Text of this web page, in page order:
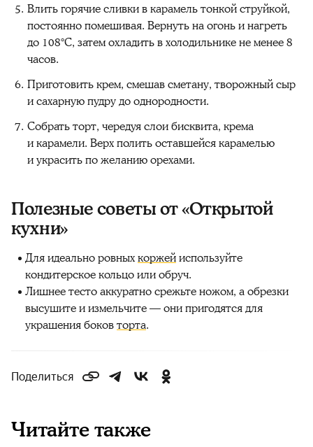
Влить горячие сливки в карамель тонкой струйкой,
постоянно помешивая. Вернуть на огонь и нагреть
до 108°С, затем охладить в холодильнике не менее 8
часов.
Приготовить крем, смешав сметану, творожный сыр
и сахарную пудру до однородности.
Собрать торт, чередуя слои бисквита, крема
и карамели. Верх полить оставшейся карамелью
и украсить по желанию орехами.
Полезные советы от «Открытой
кухни»
Для идеально ровныхкоржейиспользуйте
кондитерское кольцо или обруч.
Лишнее тесто аккуратно срежьте ножом, а обрезки
высушите и измельчите — они пригодятся для
украшения боковторта.
Поделиться
Читайте также